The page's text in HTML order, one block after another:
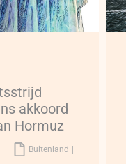
akkoord
Hormuz
Buitenland